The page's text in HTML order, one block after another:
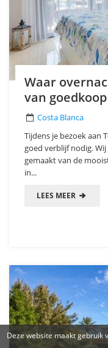
Waar
van
Costa Blanca
Tijdens je bezoek aan
goed verblijf nodig.
gemaakt van de
in...
LEES MEER
Deze website maakt gebruik